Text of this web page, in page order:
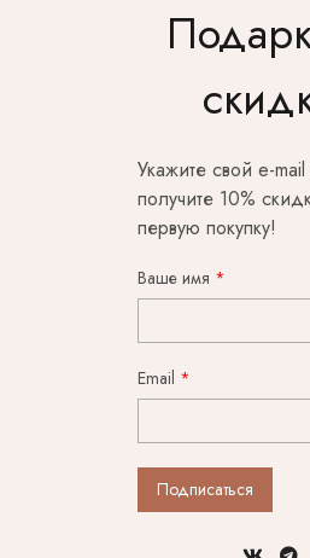
Укажите свой e-
получите 10%
первую покупку!
Ваше имя
Email
Подписаться